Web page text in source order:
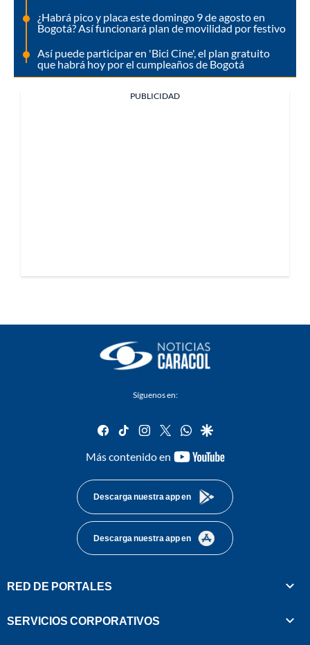
¿Habrá pico y placa este domingo 9 de agosto en
Bogotá? Así funcionará plan de movilidad por festivo
Así puede participar en 'Bici Cine', el plan gratuito
que habrá hoy por el cumpleaños de Bogotá
PUBLICIDAD
Síguenos en:
facebook
tiktok instagram
twitterwhatsapp
google
Más contenido en
youtube-
Descarga nuestra app en
Descarga nuestra app en
RED DE PORTALES
SERVICIOS CORPORATIVOS